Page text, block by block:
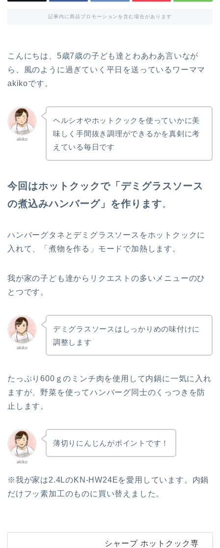
記事内に商品プロモーションを含む場合があります
こんにちは、5歳7歳の子ども達とわあわあ言いなが
ら、風のように過ぎていく平日を送っているワーママ
akikoです。
akiko
ヘルシオやホットクックを使っていかに美
味しく手間抜き調理ができるかを真剣に考
えている毎日です
今回はホットクックで「デミグラスソース
の煮込みハンバーグ」を作ります。
ハンバーグタネとデミグラスソースをホットクックに
入れて、「煮物を作る」モードで加熱します。
我が家の子ども達からリクエストの多いメニューのひ
とつです。
akiko
デミグラスソースはしっかりめの味付けに
調整します
たっぷり600ｇのミンチ肉を使用して内鍋に一気に入れ
ますが、野菜を使ってハンバーグ同士のくっつきを防
止します。
akiko
薄切りにんじんがポイントです！
※我が家は2.4LのKN-HW24Eを愛用しています。内鍋
だけフッ素加工のものに買い替えました。
シャープ ホットクック専